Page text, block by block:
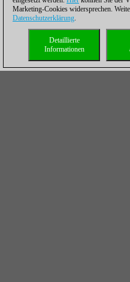
Marketing-Cookies widersprechen.
Datenschutzerklärung.
Detaillierte
Informationen